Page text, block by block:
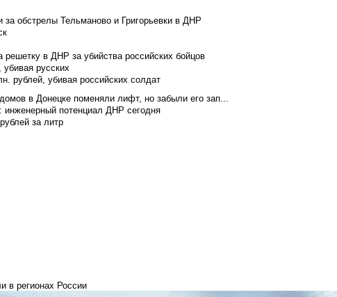
за обстрелы Тельманово и Григорьевки в ДНР
решетку в ДНР за убийства российских бойцов
русских
рублей, убивая российских солдат
в Донецке поменяли лифт, но забыли его зап...
инженерный потенциал ДНР сегодня
за литр
в регионах России